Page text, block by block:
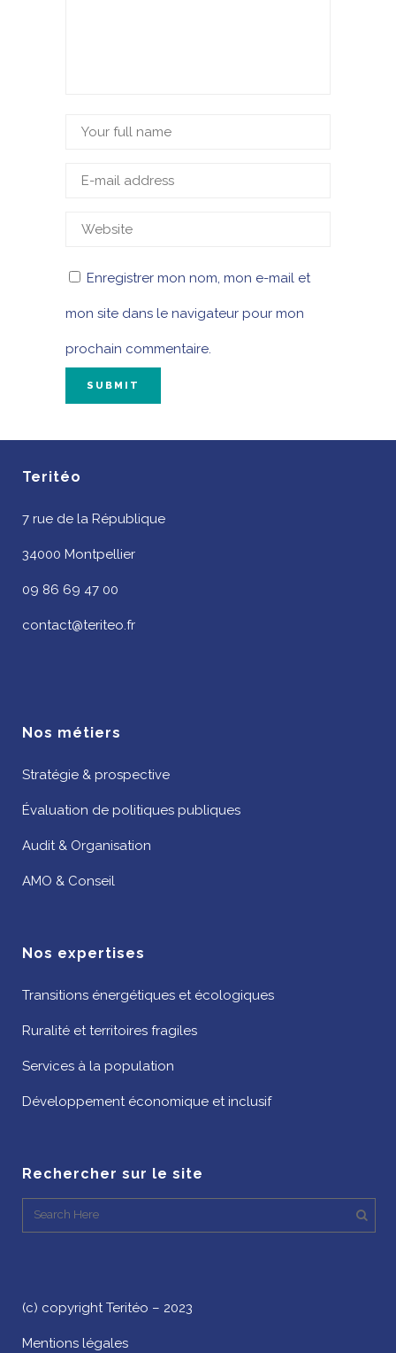
Enregistrer mon nom, mon e-mail et
mon site dans le navigateur pour mon
prochain commentaire.
Teritéo
7 rue de la République
34000 Montpellier
09 86 69 47 00
contact@teriteo.fr
Nos métiers
Stratégie & prospective
Évaluation de politiques publiques
Audit & Organisation
AMO & Conseil
Nos expertises
Transitions énergétiques et écologiques
Ruralité et territoires fragiles
Services à la population
Développement économique et inclusif
Rechercher sur le site
(c) copyright Teritéo – 2023
Mentions légales